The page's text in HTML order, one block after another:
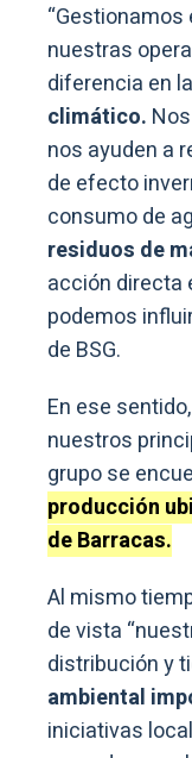
nuestras
diferencia en
climático.
nos ayuden a
de efecto
consumo de
residuos de
acción directa
podemos
de BSG.
En ese
nuestros
grupo se
producción
de Barracas.
Al mismo
de vista
distribución y
ambiental
iniciativas